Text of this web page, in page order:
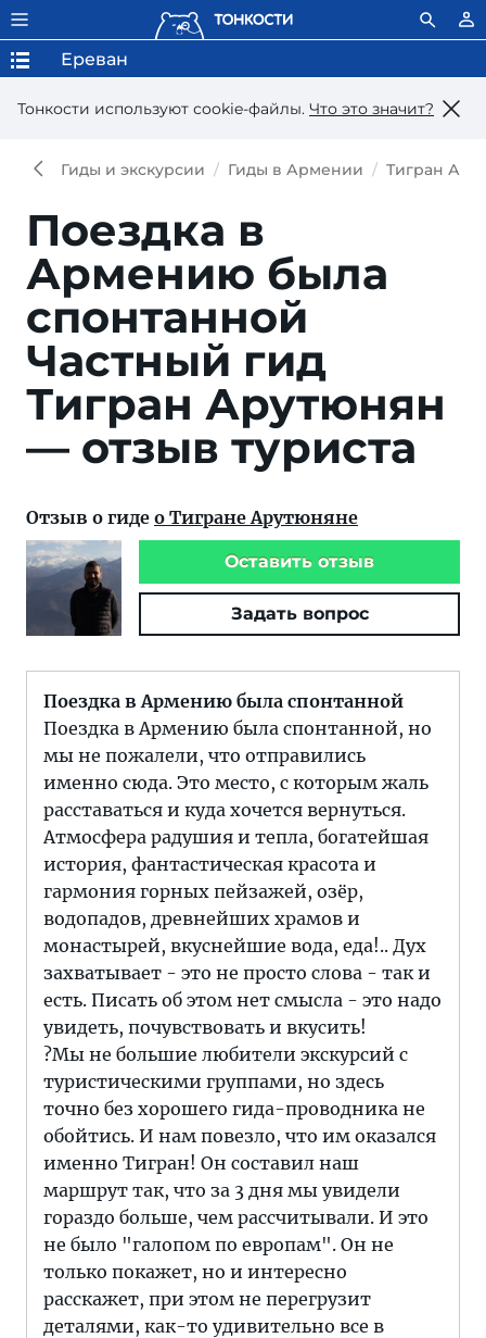
Тонкости используют сookie-файлы. Что это значит?
Ереван
Гиды и экскурсии Гиды в Армении Тигран
Поездка в
Армению была
спонтанной
Частный гид
Тигран Арутюнян
— отзыв туриста
Отзыв о гиде о Тигране Арутюняне
Оставить отзыв
Задать вопрос
Поездка в Армению была спонтанной
Поездка в Армению была спонтанной, но
мы не пожалели, что отправились
именно сюда. Это место, с которым жаль
расставаться и куда хочется вернуться.
Атмосфера радушия и тепла, богатейшая
история, фантастическая красота и
гармония горных пейзажей, озёр,
водопадов, древнейших храмов и
монастырей, вкуснейшие вода, еда!.. Дух
захватывает - это не просто слова - так и
есть. Писать об этом нет смысла - это надо
увидеть, почувствовать и вкусить!
?Мы не большие любители экскурсий с
туристическими группами, но здесь
точно без хорошего гида-проводника не
обойтись. И нам повезло, что им оказался
именно Тигран! Он составил наш
маршрут так, что за 3 дня мы увидели
гораздо больше, чем рассчитывали. И это
не было "галопом по европам". Он не
только покажет, но и интересно
расскажет, при этом не перегрузит
деталями, как-то удивительно все в